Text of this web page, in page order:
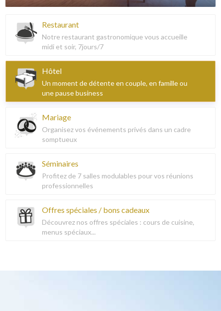
Restaurant
Notre restaurant gastronomique vous accueille
midi et soir, 7jours/7
Hôtel
Un moment de détente en couple, en famille ou
une pause business
Mariage
Organisez vos événements privés dans un cadre
somptueux
Séminaires
Profitez de 7 salles modulables pour vos réunions
professionnelles
Offres spéciales / bons cadeaux
Découvrez nos offres spéciales : cours de cuisine,
menus spéciaux...